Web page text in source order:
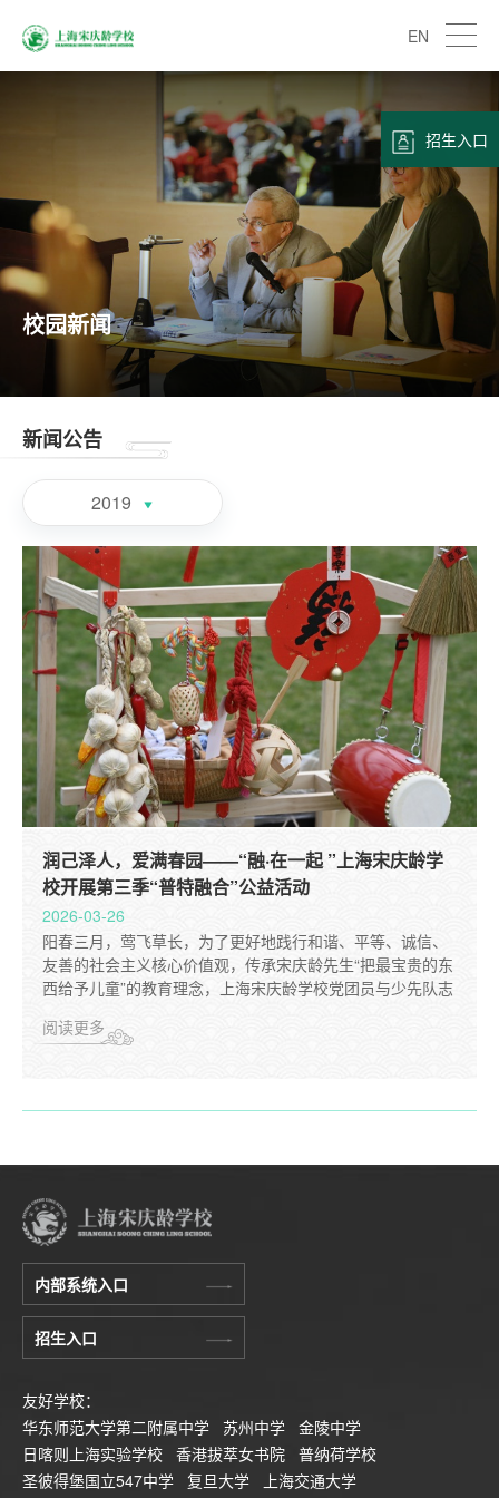
EN
招生入口
校园新闻
新闻公告
2019
润己泽人，爱满春园——“融·在一起 ”上海宋庆龄学
校开展第三季“普特融合”公益活动
2026-03-26
阳春三月，莺飞草长，为了更好地践行和谐、平等、诚信、
友善的社会主义核心价值观，传承宋庆龄先生“把最宝贵的东
西给予儿童”的教育理念，上海宋庆龄学校党团员与少先队志
策划并成功举办了第三季“融·在一起”普特融合亲子游园与趣
阅读更多
内部系统入口
招生入口
友好学校：
华东师范大学第二附属中学 苏州中学 金陵中学
日喀则上海实验学校 香港拔萃女书院 普纳荷学校
圣彼得堡国立547中学 复旦大学
上海交通大学